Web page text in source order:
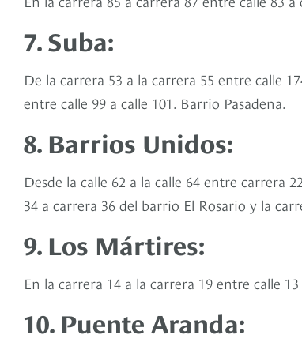
7. Suba:
De la carrera 53 a la carrera 55 entre calle
entre calle 99 a calle 101. Barrio Pasadena.
8. Barrios Unidos:
Desde la calle 62 a la calle 64 entre carrera
34 a carrera 36 del barrio El Rosario y la
9. Los Mártires:
En la carrera 14 a la carrera 19 entre calle
10. Puente Aranda: